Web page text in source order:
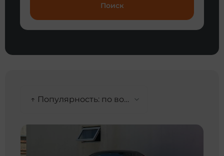
Поиск
↑ Популярность: по возрастанию